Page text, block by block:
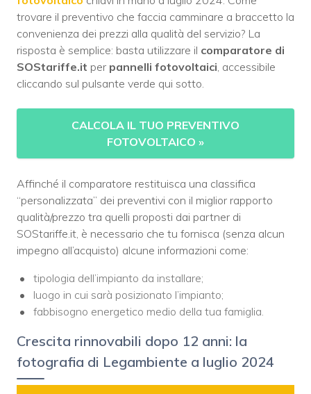
trovare il preventivo che faccia camminare a braccetto la
convenienza dei prezzi alla qualità del servizio? La
risposta è semplice: basta utilizzare il comparatore di
SOStariffe.it per pannelli fotovoltaici, accessibile
cliccando sul pulsante verde qui sotto.
CALCOLA IL TUO PREVENTIVO
FOTOVOLTAICO »
Affinché il comparatore restituisca una classifica
“personalizzata” dei preventivi con il miglior rapporto
qualità/prezzo tra quelli proposti dai partner di
SOStariffe.it, è necessario che tu fornisca (senza alcun
impegno all’acquisto) alcune informazioni come:
tipologia dell’impianto da installare;
luogo in cui sarà posizionato l’impianto;
fabbisogno energetico medio della tua famiglia.
Crescita rinnovabili dopo 12 anni: la
fotografia di Legambiente a luglio 2024